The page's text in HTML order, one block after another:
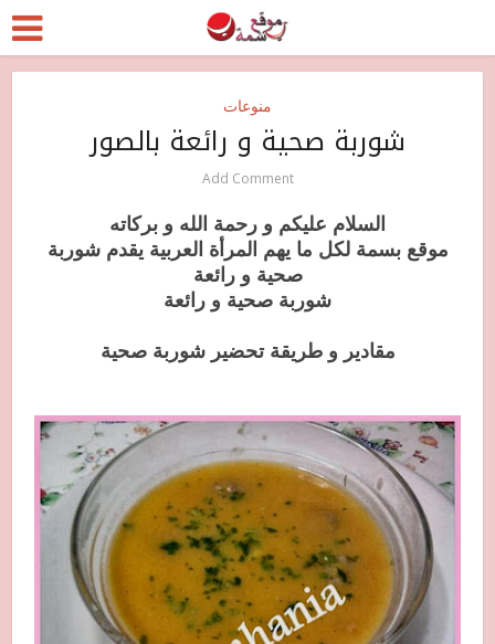
منوعات
شوربة صحية و رائعة بالصور
Add Comment
السلام عليكم و رحمة الله و بركاته
موقع بسمة لكل ما يهم المرأة العربية يقدم شوربة
صحية و رائعة
شوربة صحية و رائعة
مقادير و طريقة تحضير شوربة صحية